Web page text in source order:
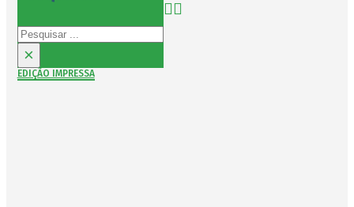
Pesquisar
×
EDIÇÃO IMPRESSA